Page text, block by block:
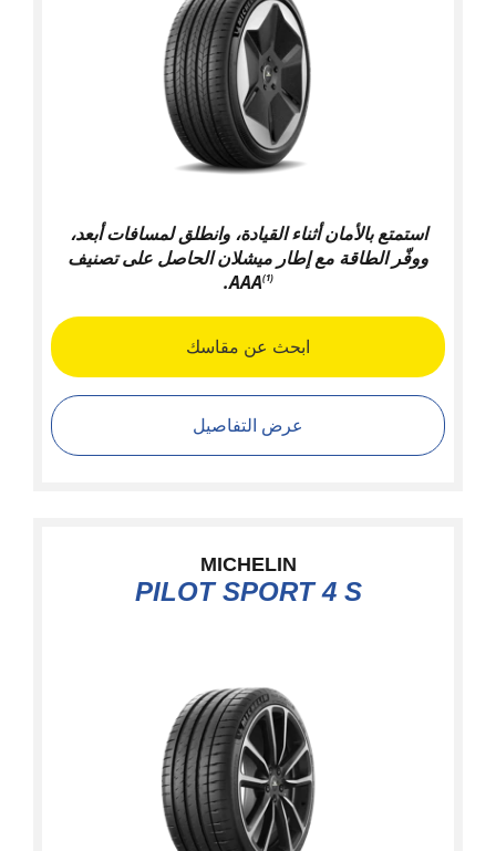
استمتع بالأمان أثناء القيادة، وانطلق لمسافات أبعد،
ووفّر الطاقة مع إطار ميشلان الحاصل على تصنيف
AAA(1)
.
ابحث عن مقاسك
عرض التفاصيل
MICHELIN
PILOT SPORT 4 S